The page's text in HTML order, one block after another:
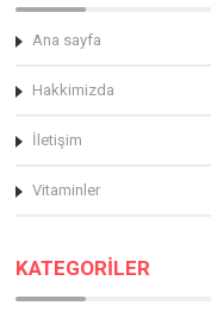
Ana sayfa
Hakkimizda
İletişim
Vitaminler
KATEGORİLER